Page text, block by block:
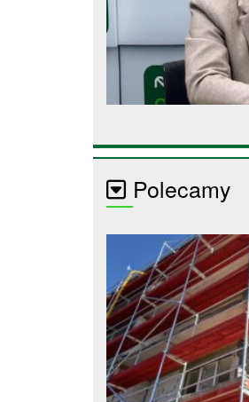
Polecamy